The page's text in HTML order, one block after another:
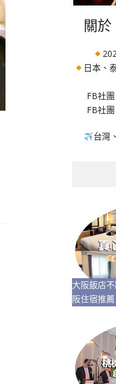
關
日本、
FB社
FB社
台灣
大阪飯店
阪住宿推薦